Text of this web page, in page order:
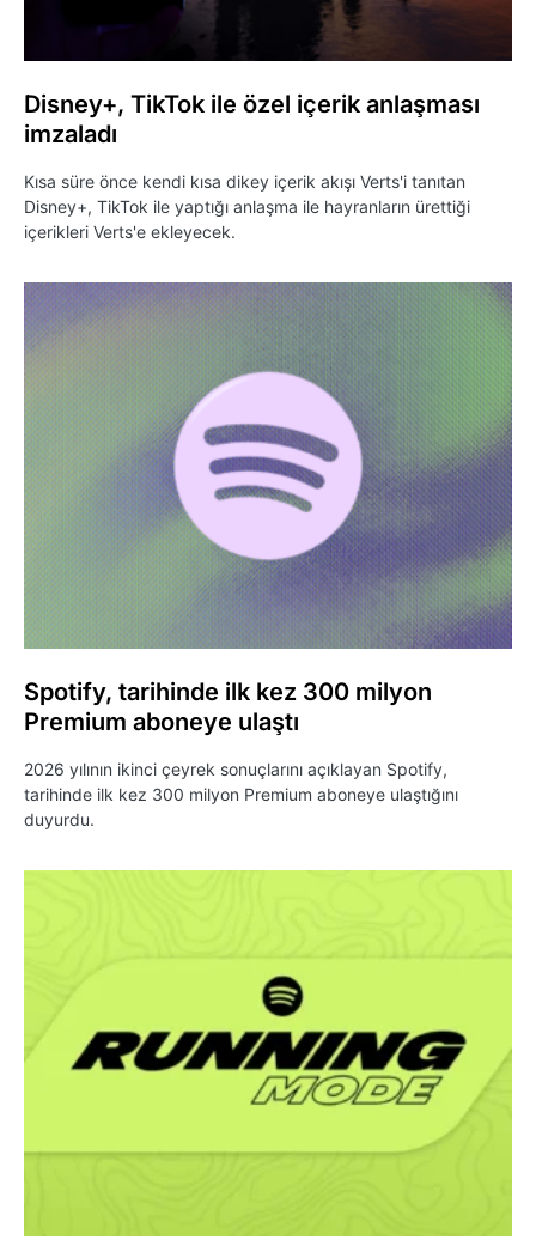
Disney+, TikTok ile özel içerik anlaşması
imzaladı
Kısa süre önce kendi kısa dikey içerik akışı Verts'i tanıtan
Disney+, TikTok ile yaptığı anlaşma ile hayranların ürettiği
içerikleri Verts'e ekleyecek.
Spotify, tarihinde ilk kez 300 milyon
Premium aboneye ulaştı
2026 yılının ikinci çeyrek sonuçlarını açıklayan Spotify,
tarihinde ilk kez 300 milyon Premium aboneye ulaştığını
duyurdu.